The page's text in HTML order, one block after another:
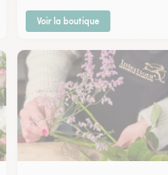
Voir la boutique